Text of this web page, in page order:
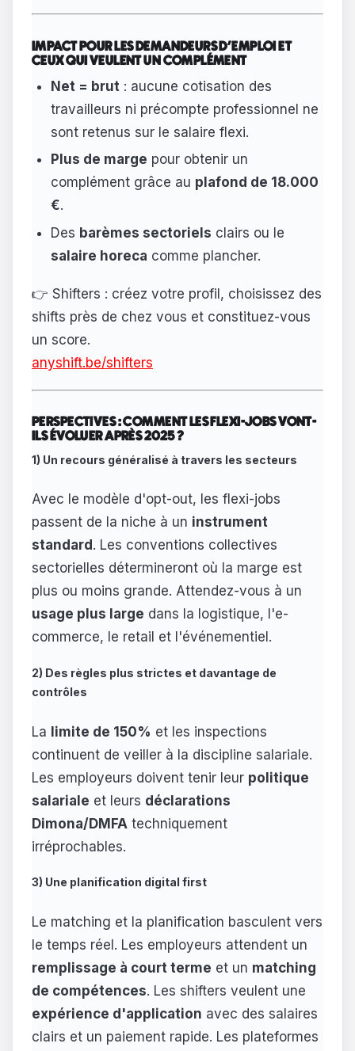
IMPACT POUR LES DEMANDEURS D'EMPLOI ET
CEUX QUI VEULENT UN COMPLÉMENT
Net = brut : aucune cotisation des
travailleurs ni précompte professionnel ne
sont retenus sur le salaire flexi.
Plus de marge pour obtenir un
complément grâce au plafond de 18.000
€.
Des barèmes sectoriels clairs ou le
salaire horeca comme plancher.
👉 Shifters : créez votre profil, choisissez des
shifts près de chez vous et constituez-vous
un score.
anyshift.be/shifters
PERSPECTIVES : COMMENT LES FLEXI-JOBS VONT-
ILS ÉVOLUER APRÈS 2025 ?
1) Un recours généralisé à travers les secteurs
Avec le modèle d'opt-out, les flexi-jobs
passent de la niche à un instrument
standard . Les conventions collectives
sectorielles détermineront où la marge est
plus ou moins grande. Attendez-vous à un
usage plus large dans la logistique, l'e-
commerce, le retail et l'événementiel.
2) Des règles plus strictes et davantage de
contrôles
La limite de 150% et les inspections
continuent de veiller à la discipline salariale.
Les employeurs doivent tenir leur politique
salariale et leurs déclarations
Dimona/DMFA techniquement
irréprochables.
3) Une planification digital first
Le matching et la planification basculent vers
le temps réel. Les employeurs attendent un
remplissage à court terme et un matching
de compétences. Les shifters veulent une
expérience d'application avec des salaires
clairs et un paiement rapide. Les plateformes